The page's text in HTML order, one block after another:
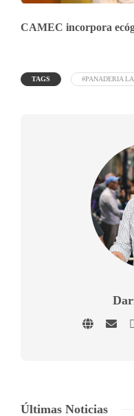
CAMEC incorpora
TAGS #PANADERIA
Últimas Noticias